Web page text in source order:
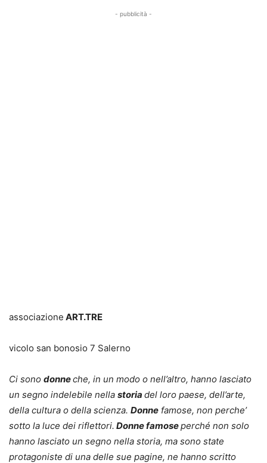
- pubblicità -
associazione ART.TRE
vicolo san bonosio 7 Salerno
Ci sono donneche, in un modo o nell’altro, hanno lasciato
un segno indelebile nella storia del loro paese, dell’arte,
della cultura o della scienza. Donne famose, non perche’
sotto la luce dei riflettori. Donne famoseperché non solo
hanno lasciato un segno nella storia, ma sono state
protagoniste di una delle sue pagine, ne hanno scritto